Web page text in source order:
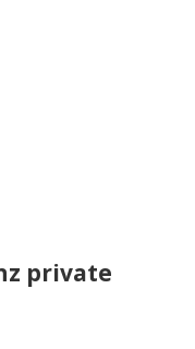
private